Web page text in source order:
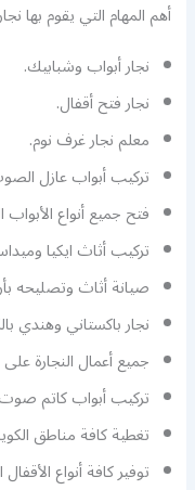
أهم المهام التي يقوم بها
نجار أبواب وشبابيك.
نجار فتح أقفال.
معلم نجار غرف نوم.
تركيب أبواب عازل
فتح جميع أنواع الأبواب
تركيب أثاث ايكيا
صيانة أثاث وتصليحه
نجار باكستاني وهندي
جميع أعمال النجارة على مدار
تركيب أبواب كاتم
تغطية كافة مناطق
توفير كافة أنواع